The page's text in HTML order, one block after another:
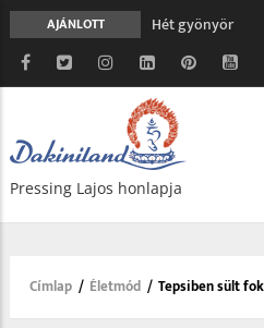
AJÁNLOTT
Hét gyönyör
A gondolatok
Meghalni
Minden más,
Vég nélküli
Pressing Lajos honlapja
Morzsa
Címlap / Életmód / Tepsiben sült